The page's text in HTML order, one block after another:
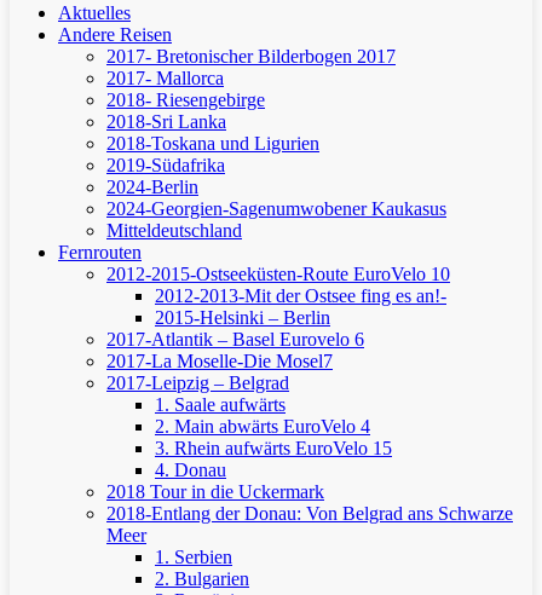
Aktuelles
Andere Reisen
2017- Bretonischer Bilderbogen 2017
2017- Mallorca
2018- Riesengebirge
2018-Sri Lanka
2018-Toskana und Ligurien
2019-Südafrika
2024-Berlin
2024-Georgien-Sagenumwobener Kaukasus
Mitteldeutschland
Fernrouten
2012-2015-Ostseeküsten-Route EuroVelo 10
2012-2013-Mit der Ostsee fing es an!-
2015-Helsinki – Berlin
2017-Atlantik – Basel Eurovelo 6
2017-La Moselle-Die Mosel7
2017-Leipzig – Belgrad
1. Saale aufwärts
2. Main abwärts EuroVelo 4
3. Rhein aufwärts EuroVelo 15
4. Donau
2018 Tour in die Uckermark
2018-Entlang der Donau: Von Belgrad ans Schwarze
Meer
1. Serbien
2. Bulgarien